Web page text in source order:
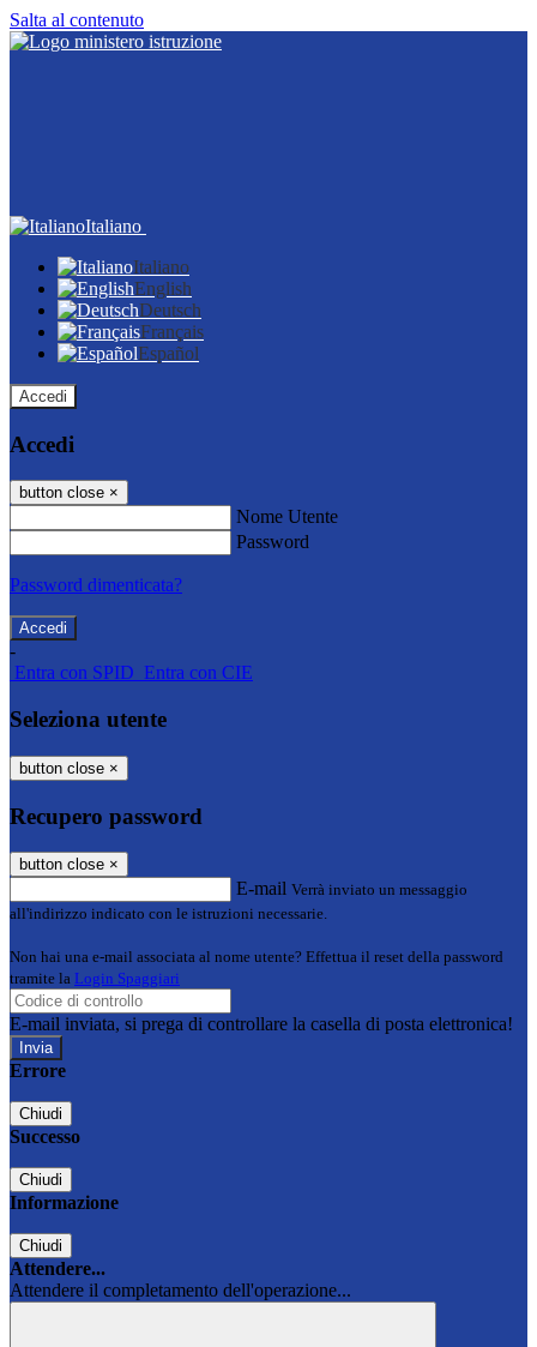
Salta al contenuto
Italiano
Italiano
English
Deutsch
Français
Español
Accedi
Accedi
button close ×
Nome Utente
Password
Password dimenticata?
-
Entra con SPID Entra con CIE
Seleziona utente
button close ×
Recupero password
button close ×
E-mail Verrà inviato un messaggio
all'indirizzo indicato con le istruzioni necessarie.
Non hai una e-mail associata al nome utente? Effettua il reset della password
tramite la Login Spaggiari
E-mail inviata, si prega di controllare la casella di posta elettronica!
Errore
Chiudi
Successo
Chiudi
Informazione
Chiudi
Attendere...
Attendere il completamento dell'operazione...